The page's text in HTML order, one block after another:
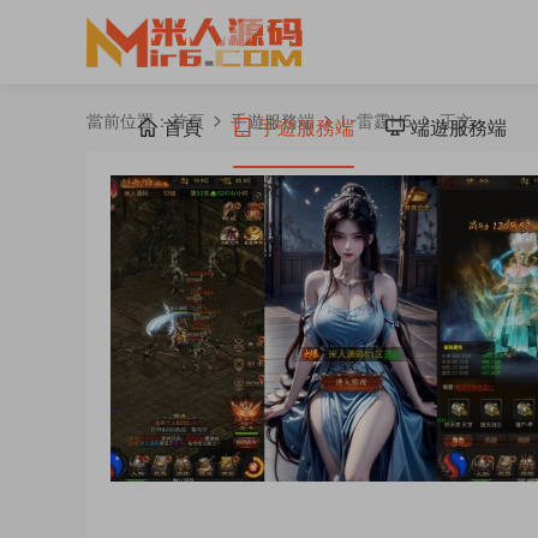
首頁 手遊服務端 端遊服務端
當前位置：首頁 手遊服務端 L-雷霆H5 正文